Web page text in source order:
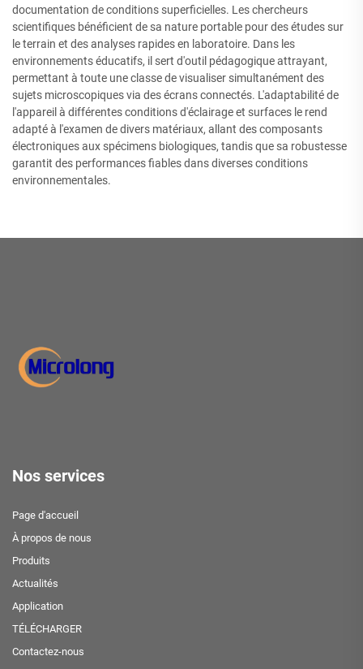
documentation de conditions superficielles. Les chercheurs
scientifiques bénéficient de sa nature portable pour des études sur
le terrain et des analyses rapides en laboratoire. Dans les
environnements éducatifs, il sert d'outil pédagogique attrayant,
permettant à toute une classe de visualiser simultanément des
sujets microscopiques via des écrans connectés. L'adaptabilité de
l'appareil à différentes conditions d'éclairage et surfaces le rend
adapté à l'examen de divers matériaux, allant des composants
électroniques aux spécimens biologiques, tandis que sa robustesse
garantit des performances fiables dans diverses conditions
environnementales.
Nos services
Page d'accueil
À propos de nous
Produits
Actualités
Application
TÉLÉCHARGER
Contactez-nous